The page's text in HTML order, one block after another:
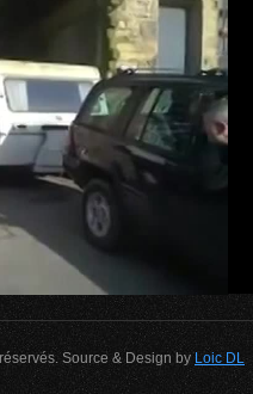
Source & Design byLoic DL